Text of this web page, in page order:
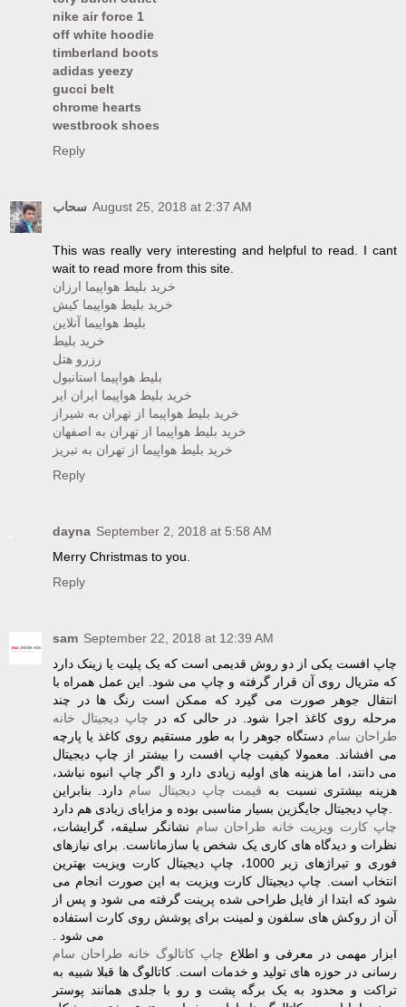
nike air force 1
off white hoodie
timberland boots
adidas yeezy
gucci belt
chrome hearts
westbrook shoes
Reply
سحاب August 25, 2018 at 2:37 AM
This was really very interesting and helpful to read. I cant
wait to read more from this site.
خرید بلیط هواپیما ارزان
خرید بلیط هواپیما کیش
بلیط هواپیما آنلاین
خرید بلیط
رزرو هتل
بلیط هواپیما استانبول
خرید بلیط هواپیما ایران ایر
خرید بلیط هواپیما از تهران به شیراز
خرید بلیط هواپیما از تهران به اصفهان
خرید بلیط هواپیما از تهران به تبریز
Reply
dayna September 2, 2018 at 5:58 AM
Merry Christmas to you.
Reply
sam September 22, 2018 at 12:39 AM
چاپ افست یکی از دو روش قدیمی است که یک پلیت یا زینک دارد
که متریال روی آن قرار گرفته و چاپ می شود. این عمل همراه با
انتقال جوهر صورت می گیرد که ممکن است رنگ ها در چند
مرحله روی کاغذ اجرا شود. در حالی که در چاپ دیجیتال خانه
طراحان سام دستگاه جوهر را به طور مستقیم روی کاغذ یا پارچه
می افشاند. معمولا کیفیت چاپ افست را بیشتر از چاپ دیجیتال
می دانند، اما هزینه های اولیه زیادی دارد و اگر چاپ انبوه نباشد،
هزینه بیشتری نسبت به قیمت چاپ دیجیتال سام دارد. بنابراین
چاپ کارت ویزیت خانه طراحان سام نشانگر سلیقه، گرایشات،
نظرات و دیدگاه های کاری یک شخص یا سازماناست. برای ‏نیازهای
فوری و تیراژهای زیر 1000، چاپ دیجیتال کارت ویزیت بهترین
انتخاب است. چاپ دیجیتال کارت‏ ویزیت به این صورت انجام می
شود که ابتدا از فایل طراحی شده پرینت گرفته می شود و پس از
آن از ‏روکش های سلفون و لمینت برای پوشش روی کارت استفاده
می شود .‏
چاپ کاتالوگ خانه طراحان سام
رسانی در حوزه های تولید و خدمات است. کاتالوگ ها قبلا شبیه به
تراکت و محدود به یک برگه پشت و رو با جلدی همانند پوستر